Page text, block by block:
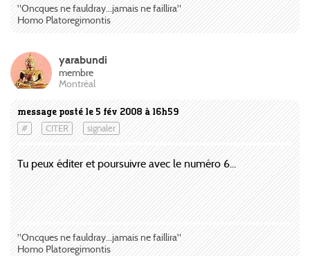
"Oncques ne fauldray...jamais ne faillira"
Homo Platoregimontis
message posté le 5 fév 2008 à 16h59
# CITER signaler
yarabundi
membre
Montréal
Tu peux éditer et poursuivre avec le numéro 6...
"Oncques ne fauldray...jamais ne faillira"
Homo Platoregimontis